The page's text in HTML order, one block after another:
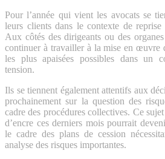
Pour l’année qui vient les avocats se
leurs clients dans le contexte de reprise
Aux côtés des dirigeants ou des
continuer à travailler à la mise en œuvre
les plus apaisées possibles dans un
tension.
Ils se tiennent également attentifs aux
prochainement sur la question des
cadre des procédures collectives. Ce
d’encre ces derniers mois pourrait
le cadre des plans de cession
analyse des risques importantes.